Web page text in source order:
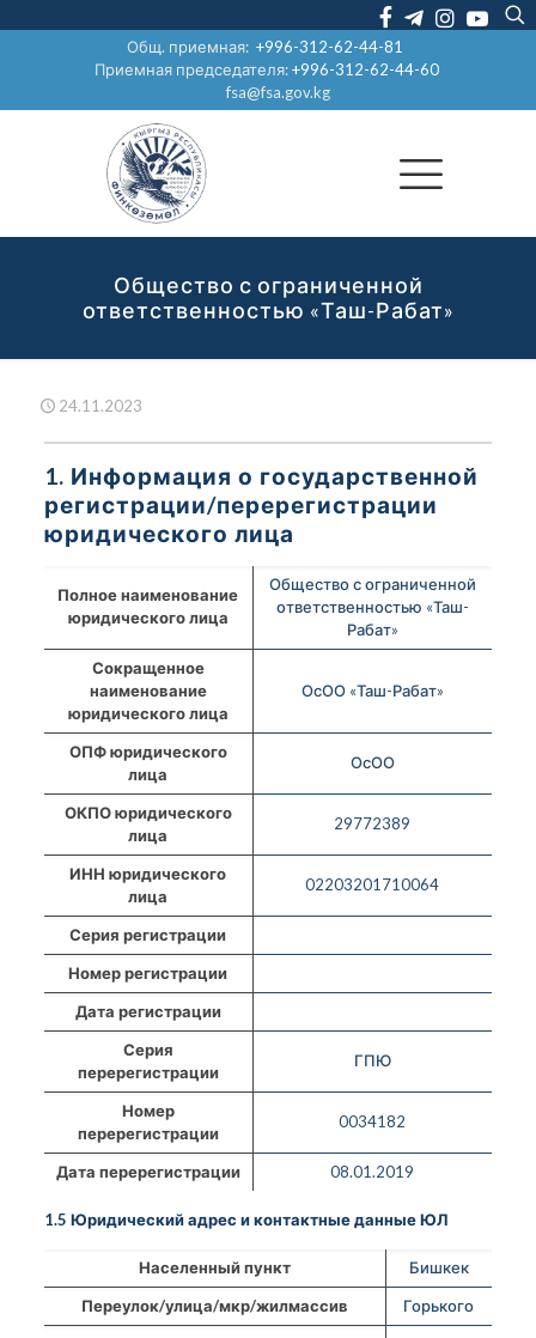
Общ. приемная:+996-312-62-44-81
Приемная председателя:+996-312-62-44-60
fsa@fsa.gov.kg
Общество с ограниченной
ответственностью «Таш-Рабат»
24.11.2023
1. Информация о государственной
регистрации/перерегистрации
юридического лица
Полное наименование
юридического лица
Общество с ограниченной
ответственностью «Таш-
Рабат»
Сокращенное
наименование
юридического лица
ОсОО «Таш-Рабат»
ОПФ юридического
лица
ОсОО
ОКПО юридического
лица
29772389
ИНН юридического
лица
02203201710064
Серия регистрации
Номер регистрации
Дата регистрации
Серия
перерегистрации
ГПЮ
Номер
перерегистрации
0034182
Дата перерегистрации 08.01.2019
1.5 Юридический адрес и контактные данные ЮЛ
Населенный пункт
Бишкек
Переулок/улица/мкр/жилмассив
Горького